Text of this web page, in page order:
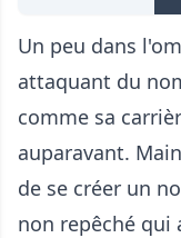
Un peu dans
attaquant du
comme sa
auparavant.
de se créer un
non repêché qui